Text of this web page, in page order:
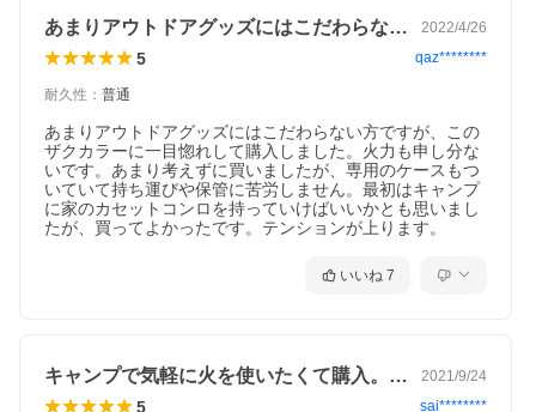
あまりアウトドアグッズにはこだわらない… 2022/4/26
5 qaz********
耐久性 ： 普通
あまりアウトドアグッズにはこだわらない方ですが、この
ザクカラーに一目惚れして購入しました。火力も申し分な
いです。あまり考えずに買いましたが、専用のケースもつ
いていて持ち運びや保管に苦労しません。最初はキャンプ
に家のカセットコンロを持っていけばいいかとも思いまし
たが、買ってよかったです。テンションが上ります。
いいね 7
キャンプで気軽に火を使いたくて購入。思… 2021/9/24
5 sai********